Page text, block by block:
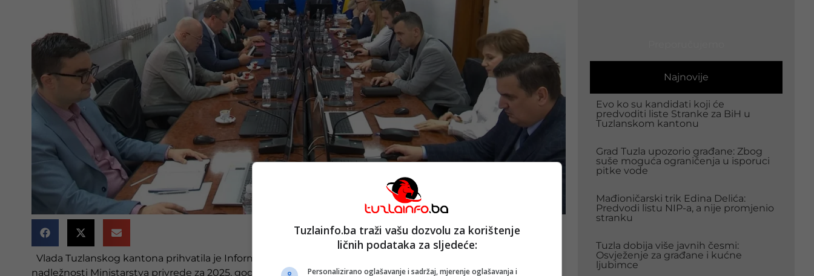
Vlada Tuzlanskog kantona prihvatila je Informaciju o prihodima i stepenu naplate po ugovorima o koncesiji iz
nadležnosti Ministarstva privrede za 2025. godinu. Prema podacima Ministarstva, na kraju prošle godine bilo je
Najnovije
Evo ko su kandidati koji će
predvoditi liste Stranke za BiH u
Tuzlanskom kantonu
Grad Tuzla upozorio građane: Zbog
suše moguća ograničenja u isporuci
pitke vode
Mađioničarski trik Edina Delića:
Predvodi listu NIP-a, a nije promjenio
stranku
Tuzla dobija više javnih česmi:
Osvježenje za građane i kućne
ljubimce
Tuzlainfo.ba traži vašu dozvolu za korištenje
ličnih podataka za sljedeće:
Personalizirano oglašavanje i sadržaj, mjerenje oglašavanja i